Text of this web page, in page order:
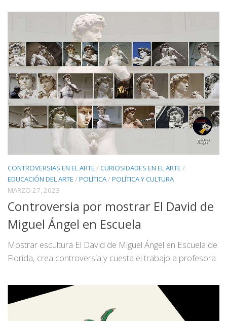
CONTROVERSIAS EN EL ARTE /CURIOSIDADES EN EL ARTE /
EDUCACIÓN DEL ARTE /POLÍTICA/POLÍTICA Y CULTURA
MARZO 27, 2023
Controversia por mostrar El David de
Miguel Ángel en Escuela
Mostrar escultura El David de Miguel Ángel en Escuela de
Florida, crea controversia y cuesta el trabajo a profesora